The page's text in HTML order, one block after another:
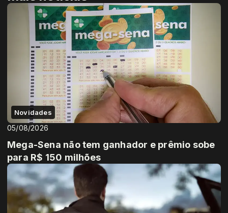
Novidades
05/08/2026
Mega-Sena não tem ganhador e prêmio sobe
para R$ 150 milhões